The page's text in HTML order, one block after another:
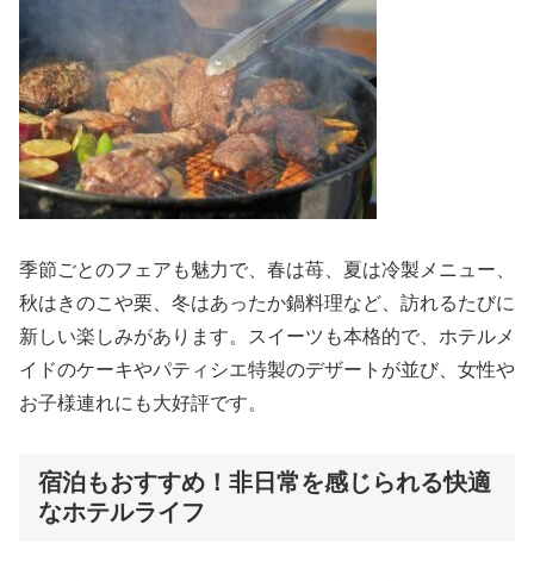
季節ごとのフェアも魅力で、春は苺、夏は冷製メニュー、
秋はきのこや栗、冬はあったか鍋料理など、訪れるたびに
新しい楽しみがあります。スイーツも本格的で、ホテルメ
イドのケーキやパティシエ特製のデザートが並び、女性や
お子様連れにも大好評です。
宿泊もおすすめ！非日常を感じられる快適
なホテルライフ